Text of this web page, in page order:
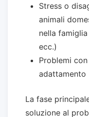
Stress o
animali
nella
ecc.)
Problemi
adattamento
La fase
soluzione al